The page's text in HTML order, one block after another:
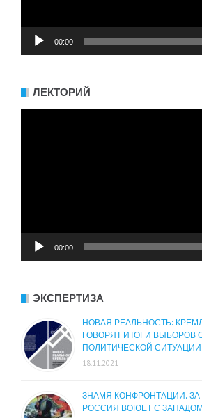
00:00
ЛЕКТОРИЙ
00:00
ЭКСПЕРТИЗА
НОВАЯ РЕАЛЬНОСТЬ:
ГОВОРЯТ ИТОГИ ВЫБОРОВ
ПОЛИТИЧЕСКОЙ
18.11.2021
ЗНАМЯ КОНФРОНТАЦИИ. ЗА
РОССИЯ ВОЮЕТ С